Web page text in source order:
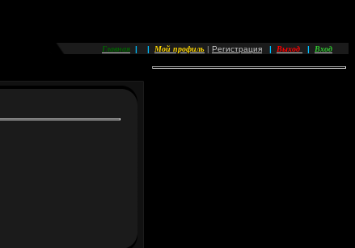
Главная | | Мой профиль | Регистрация | Выход | Вход